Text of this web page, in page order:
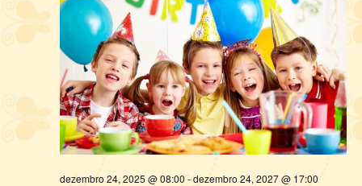
dezembro 24, 2025 @ 08:00 -dezembro 24, 2027 @ 17:00